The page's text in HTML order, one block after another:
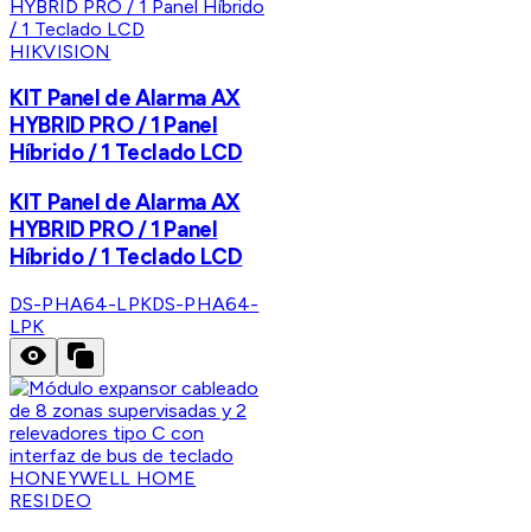
HIKVISION
KIT Panel de Alarma AX
HYBRID PRO / 1 Panel
Híbrido / 1 Teclado LCD
KIT Panel de Alarma AX
HYBRID PRO / 1 Panel
Híbrido / 1 Teclado LCD
DS-PHA64-LPKDS-PHA64-
LPK
HONEYWELL HOME
RESIDEO